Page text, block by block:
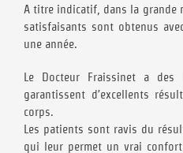
A titre indicatif, dans la grande
satisfaisants sont obtenus
une année.
Le Docteur Fraissinet a
garantissent d’excellents
corps.
Les patients sont ravis du
qui leur permet un vrai